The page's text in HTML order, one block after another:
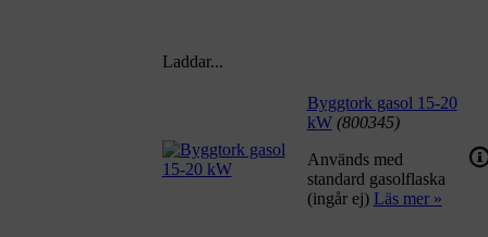
Laddar...
Byggtork gasol 15-20
kW (800345)
Används med
standard gasolflaska
(ingår ej) Läs mer »